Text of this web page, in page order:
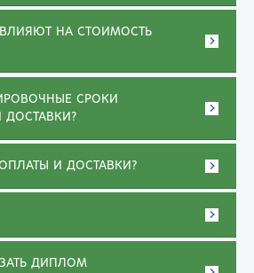
НА СТОИМОСТЬ
СРОКИ
ДОСТАВКИ?
И ДОСТАВКИ?
ДИПЛОМ